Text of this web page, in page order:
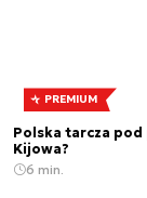
PREMIUM
Polska tarcza
Kijowa?
6 min.